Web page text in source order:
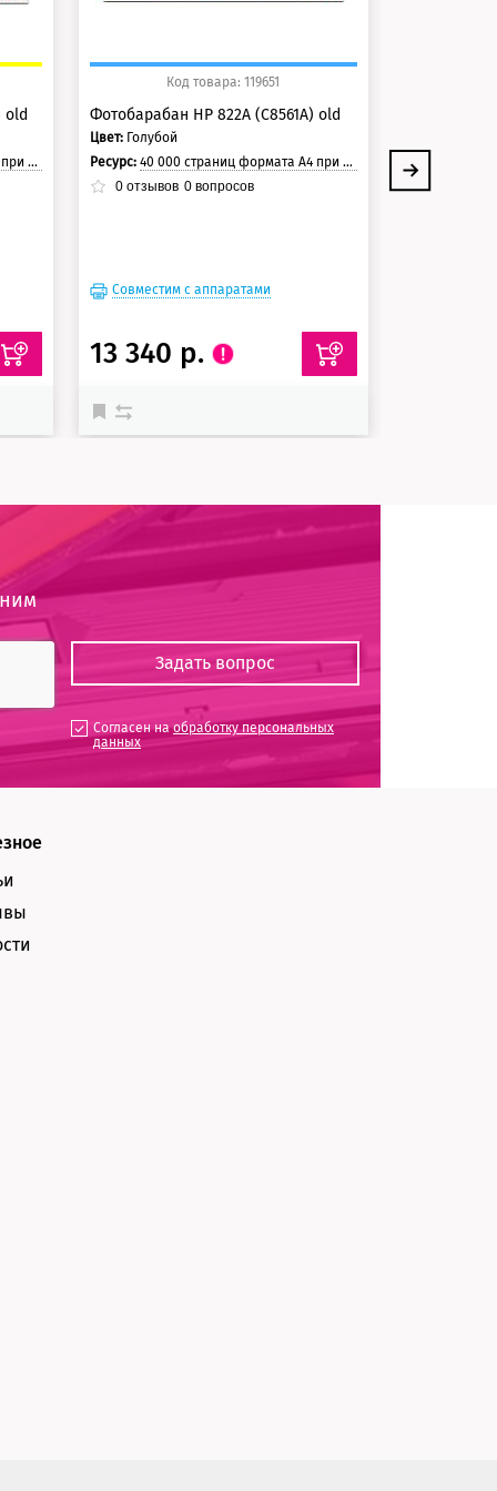
old
Код товара: 119651
Фотобарабан HP 822A (C8561A) old
Цвет: Голубой
Ресурс: 40 000 страниц формата А4 при 5% заполнении страницы.
0отзывов 0вопросов
Совместим с аппаратами
13 340 р.
Ресурс:
Согласен наобработку персональных
данных